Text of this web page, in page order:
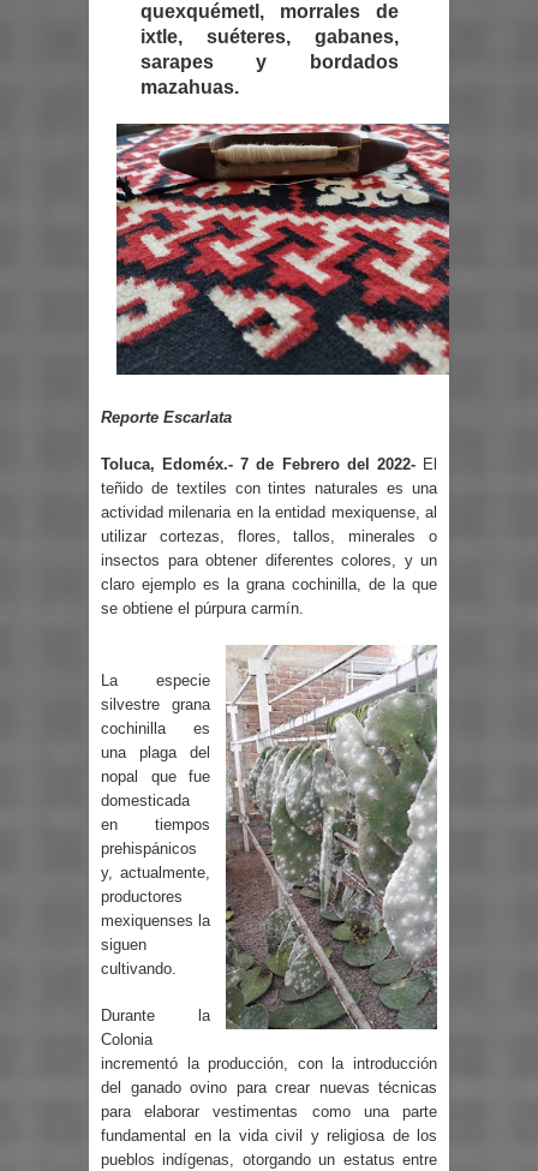
quexquémetl, morrales de
ixtle, suéteres, gabanes,
sarapes y bordados
mazahuas.
Reporte Escarlata
Toluca, Edoméx.- 7 de Febrero del 2022- El
teñido de textiles con tintes naturales es una
actividad milenaria en la entidad mexiquense, al
utilizar cortezas, flores, tallos, minerales o
insectos para obtener diferentes colores, y un
claro ejemplo es la grana cochinilla, de la que
se obtiene el púrpura carmín.
La especie
silvestre grana
cochinilla es
una plaga del
nopal que fue
domesticada
en tiempos
prehispánicos
y, actualmente,
productores
mexiquenses la
siguen
cultivando.
Durante la
Colonia
incrementó la producción, con la introducción
del ganado ovino para crear nuevas técnicas
para elaborar vestimentas como una parte
fundamental en la vida civil y religiosa de los
pueblos indígenas, otorgando un estatus entre